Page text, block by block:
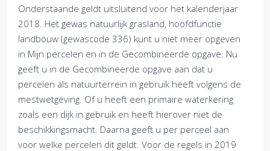
Onderstaande geldt uitsluitend voor het kalenderjaar
2018. Het gewas natuurlijk grasland, hoofdfunctie
landbouw (gewascode 336) kunt u niet meer opgeven
in Mijn percelen en in de Gecombineerde opgave. Nu
geeft u in de Gecombineerde opgave aan dat u
percelen als natuurterrein in gebruik heeft volgens de
mestwetgeving. Of u heeft een primaire waterkering
zoals een dijk in gebruik en heeft hierover niet de
beschikkingsmacht. Daarna geeft u per perceel aan
voor welke percelen dit geldt. Voor de regels in 2019